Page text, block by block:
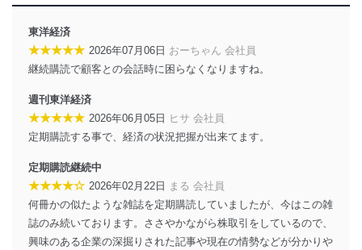
達成に必要な範囲内で適法かつ公正な手段によって取
得・利用・提供を行います。また、当社が保有している
個人情報は、同意を得ずに目的外利用、第三者への提
供・開示は行いません。当社においてはこれらの取り組
みを確実にするため、従業者等の教育を徹底してまいり
措置を講じます。
法令遵守
当社は、個人情報に関連する法令、国が定める指針及び
その他の規範を遵守します。また、当社の管理の仕組み
に、これらの法令及びその他の規範を常に適合させま
す。
個人情報の安全管理措置
東洋経済
★★★★★ 2026年07月06日 おーちゃん 会社員
継続購読で顧客との会話時に困らなくなりますね。
週刊東洋経済
★★★★★ 2026年06月05日 ヒサ 会社員
定期購読する事で、経済の状況把握が出来てます。
定期購読継続中
★★★★☆ 2026年02月22日 まる 会社員
何冊かの似たような雑誌を定期購読していましたが、今はこの雑
誌のみ続いております。ささやかながら株取引をしているので、
興味のある企業の深掘りされた記事や現在の情勢などが分かりや